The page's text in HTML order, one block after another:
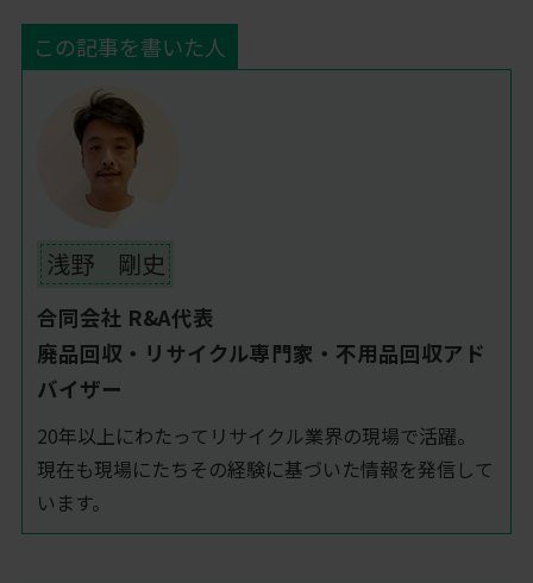
この記事を書いた人
浅野 剛史
合同会社 R&A代表
廃品回収・リサイクル専門家・不用品回収アド
バイザー
20年以上にわたってリサイクル業界の現場で活躍。
現在も現場にたちその経験に基づいた情報を発信して
います。